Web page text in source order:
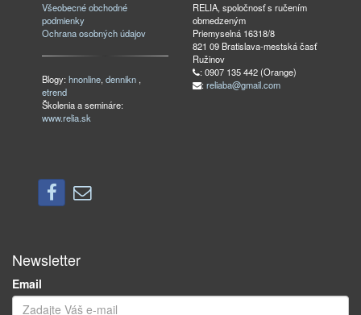
Všeobecné obchodné
podmienky
Ochrana osobných údajov
Blogy:hnonline,dennikn ,
etrend
Školenia a semináre:
www.relia.sk
RELIA, spoločnosť s ručením
obmedzeným
Priemyselná 16318/8
821 09 Bratislava-mestská časť
Ružinov
: 0907 135 442 (Orange)
: reliaba@gmail.com
Newsletter
Email